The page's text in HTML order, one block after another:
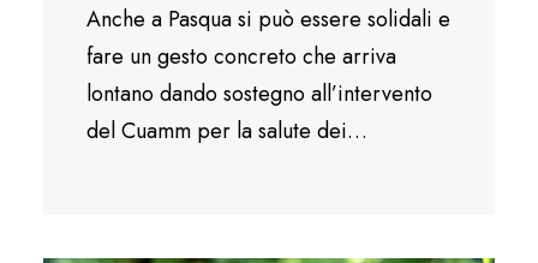
Anche a Pasqua si può essere solidali e
fare un gesto concreto che arriva
lontano dando sostegno all’intervento
del Cuamm per la salute dei…